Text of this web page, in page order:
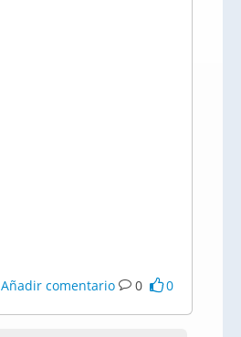
Añadir comentario 0 0